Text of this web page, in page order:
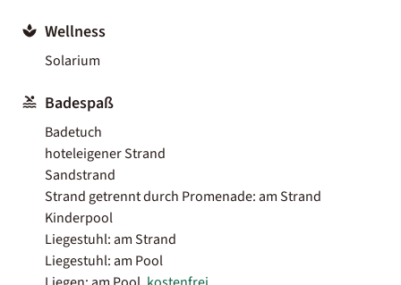
Wellness
Solarium
Badespaß
Badetuch
hoteleigener Strand
Sandstrand
Strand getrennt durch Promenade: am Strand
Kinderpool
Liegestuhl: am Strand
Liegestuhl: am Pool